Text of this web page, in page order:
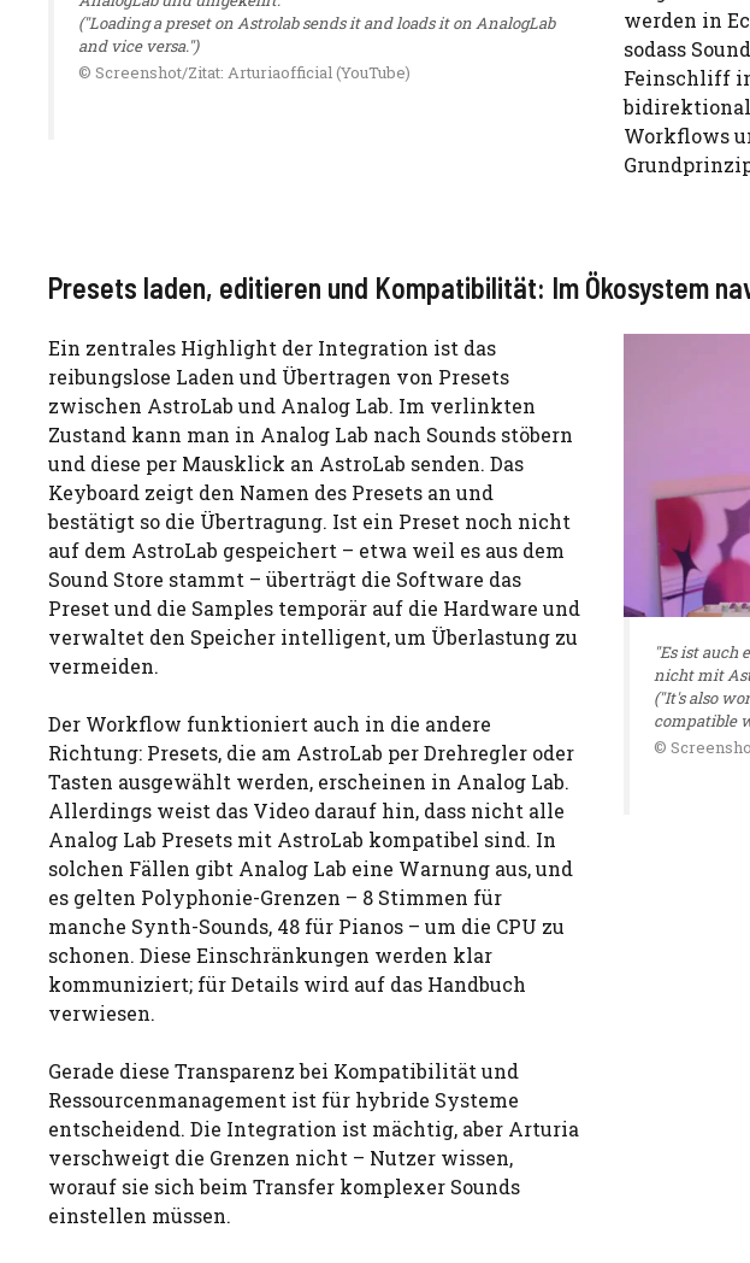
("Loading a preset on Astrolab sends it and loads it on AnalogLab
and vice versa.")
© Screenshot/Zitat: Arturiaofficial (YouTube)
werden in
sodass
Feinschliff
Workflows
Presets laden, editieren und Kompatibilität: Im Ökosystem
Ein zentrales Highlight der Integration ist das
reibungslose Laden und Übertragen von Presets
zwischen AstroLab und Analog Lab. Im verlinkten
Zustand kann man in Analog Lab nach Sounds stöbern
und diese per Mausklick an AstroLab senden. Das
Keyboard zeigt den Namen des Presets an und
bestätigt so die Übertragung. Ist ein Preset noch nicht
auf dem AstroLab gespeichert – etwa weil es aus dem
Sound Store stammt – überträgt die Software das
Preset und die Samples temporär auf die Hardware und
verwaltet den Speicher intelligent, um Überlastung zu
vermeiden.
Der Workflow funktioniert auch in die andere
Richtung: Presets, die am AstroLab per Drehregler oder
Tasten ausgewählt werden, erscheinen in Analog Lab.
Allerdings weist das Video darauf hin, dass nicht alle
Analog Lab Presets mit AstroLab kompatibel sind. In
solchen Fällen gibt Analog Lab eine Warnung aus, und
es gelten Polyphonie-Grenzen – 8 Stimmen für
manche Synth-Sounds, 48 für Pianos – um die CPU zu
schonen. Diese Einschränkungen werden klar
kommuniziert; für Details wird auf das Handbuch
verwiesen.
Gerade diese Transparenz bei Kompatibilität und
Ressourcenmanagement ist für hybride Systeme
entscheidend. Die Integration ist mächtig, aber Arturia
verschweigt die Grenzen nicht – Nutzer wissen,
worauf sie sich beim Transfer komplexer Sounds
einstellen müssen.
"Es ist auch
nicht mit
("It's also
compatible
©